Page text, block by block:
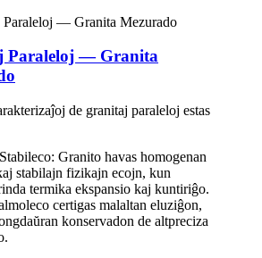
Paraleloj — Granita
de granitaj paraleloj estas
Granito havas homogenan
stabilajn fizikajn ecojn, kun
termika ekspansio kaj kuntiriĝo.
certigas malaltan eluziĝon,
konservadon de altpreciza